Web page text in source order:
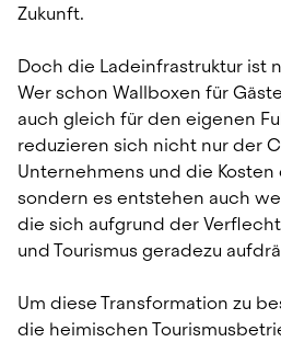
Zukunft.
Doch die Ladeinfrastruktur ist
Wer schon Wallboxen für
auch gleich für den eigenen
reduzieren sich nicht nur der
Unternehmens und die Kosten
sondern es entstehen auch
die sich aufgrund der
und Tourismus geradezu
Um diese Transformation zu
die heimischen